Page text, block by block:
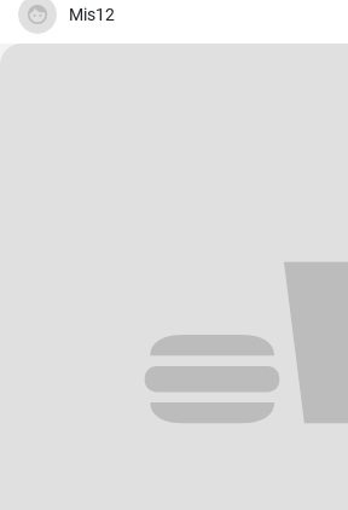
Mis12